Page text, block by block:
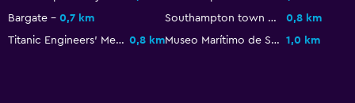
Fax/fotocopiadora
Bargate
0,7 km Southampton town walls
0,8 km
Titanic Engineers' Memorial 0,8 km Museo Marítimo de Southampton 1,0 km